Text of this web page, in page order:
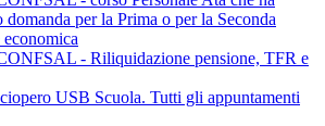
domanda per la Prima o per la Seconda
- Riliquidazione pensione, TFR e
USB Scuola. Tutti gli appuntamenti